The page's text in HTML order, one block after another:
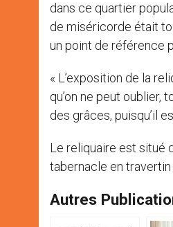
dans ce quartier
de miséricorde était
un point de référence
« L’exposition de la
qu’on ne peut
des grâces, puisqu’il
Le reliquaire est situé
tabernacle en
Autres